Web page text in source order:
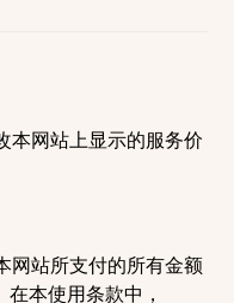
本网站上显示的服务价
网站所支付的所有金额
本使用条款中，